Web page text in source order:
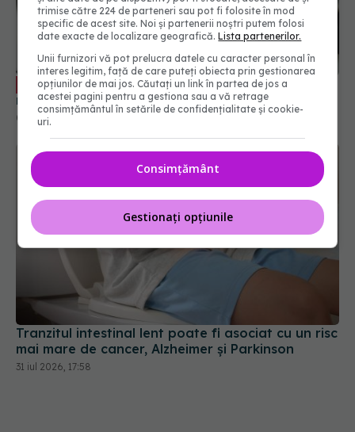
EXCLUSIV Cum schimbă Inteligența Artificială
relația dintre medic și pacient
06 aug 2026, 14:34
Tranzitul intestinal lent poate fi asociat cu un risc
mai mare de cancer, Alzheimer și Parkinson
31 iul 2026, 17:58
trimise către 224 de parteneri sau pot fi folosite în mod
specific de acest site. Noi și partenerii noștri putem folosi
date exacte de localizare geografică.Lista partenerilor.
Unii furnizori vă pot prelucra datele cu caracter personal în
interes legitim, față de care puteți obiecta prin gestionarea
opțiunilor de mai jos. Căutați un link în partea de jos a
acestei pagini pentru a gestiona sau a vă retrage
consimțământul în setările de confidențialitate și cookie-
uri.
Consimțământ
Gestionați opțiunile